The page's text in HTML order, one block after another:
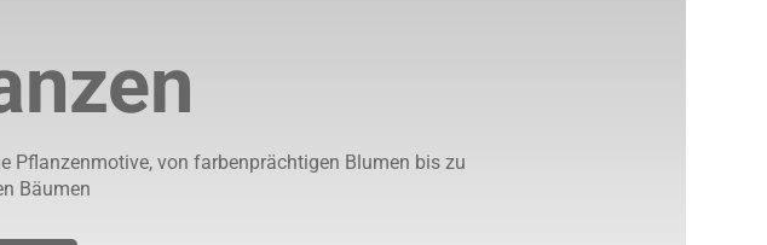
Pflanzenmotive, von farbenprächtigen Blumen bis zu
Bäumen